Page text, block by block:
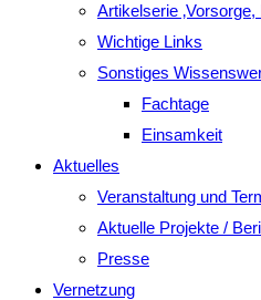
Artikelserie
Wichtige Links
Sonstiges
Fachtage
Einsamkeit
Aktuelles
Veranstaltung und
Aktuelle Projekte /
Presse
Vernetzung